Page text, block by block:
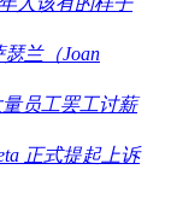
兰（Joan
员工罢工讨薪
正式提起上诉